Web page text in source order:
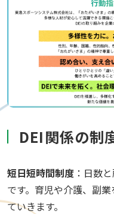
DEI関係の制
短日短時間制度 ：日数
です。育児や介護、副
ていきます。